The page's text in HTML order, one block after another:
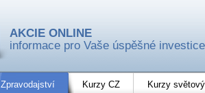
AKCIE ONLINE
informace pro Vaše úspěšné investice
Zpravodajství Kurzy CZ Kurzy